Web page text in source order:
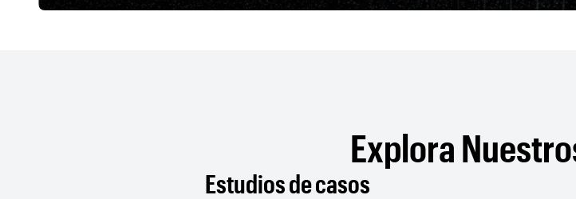
Explora
Estudios de casos